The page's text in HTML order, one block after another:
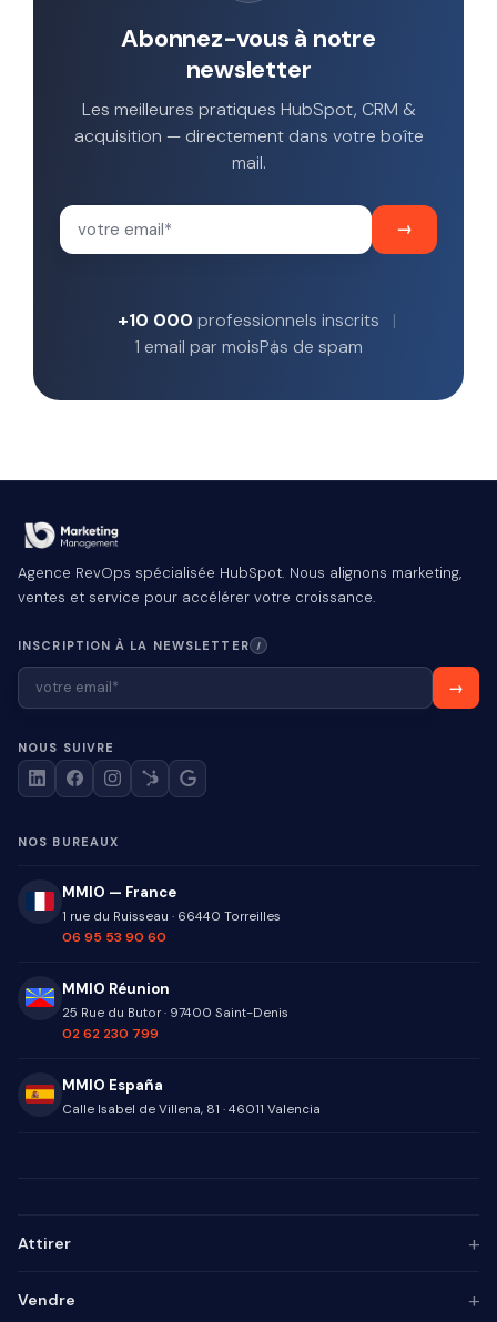
Abonnez-vous à notre
newsletter
Les meilleures pratiques HubSpot, CRM &
acquisition — directement dans votre boîte
mail.
+10 000 professionnels inscrits
1 email par moisPas de spam
Agence RevOps spécialisée HubSpot. Nous alignons marketing,
ventes et service pour accélérer votre croissance.
INSCRIPTION À LA NEWSLETTER I
NOUS SUIVRE
NOS BUREAUX
MMIO — France
1 rue du Ruisseau · 66440 Torreilles
06 95 53 90 60
MMIO Réunion
25 Rue du Butor· 97400 Saint-Denis
02 62 230 799
MMIO España
Calle Isabel de Villena, 81 · 46011 Valencia
Attirer +
Marketing de contenu
Vendre +